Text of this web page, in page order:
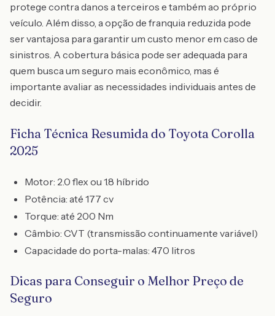
protege contra danos a terceiros e também ao próprio
veículo. Além disso, a opção de franquia reduzida pode
ser vantajosa para garantir um custo menor em caso de
sinistros. A cobertura básica pode ser adequada para
quem busca um seguro mais econômico, mas é
importante avaliar as necessidades individuais antes de
decidir.
Ficha Técnica Resumida do Toyota Corolla
2025
Motor: 2.0 flex ou 1.8 híbrido
Potência: até 177 cv
Torque: até 200 Nm
Câmbio: CVT (transmissão continuamente variável)
Capacidade do porta-malas: 470 litros
Dicas para Conseguir o Melhor Preço de
Seguro